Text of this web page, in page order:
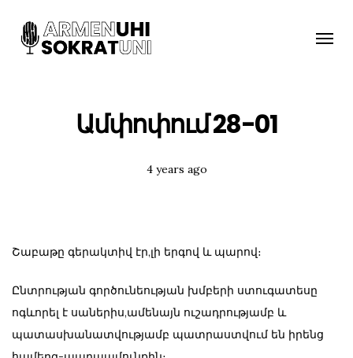
Toggle
Ամփոփում 28-01
Posted
4 years ago
Շաբաթը գերակտիվ էր,լի երգով և պարով։
Ընտրության գործունեության խմբերի ստուգատեսը
ոգևորել է սաներիս,ամենայն ուշադրությամբ և
պատասխանատվությամբ պատրաստվում են իրենց